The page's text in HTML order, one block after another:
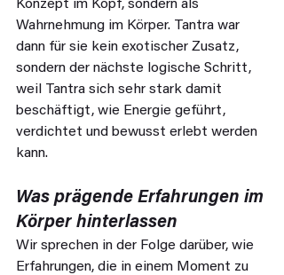
Konzept im Kopf, sondern als
Wahrnehmung im Körper. Tantra war
dann für sie kein exotischer Zusatz,
sondern der nächste logische Schritt,
weil Tantra sich sehr stark damit
beschäftigt, wie Energie geführt,
verdichtet und bewusst erlebt werden
kann.
Was prägende Erfahrungen im
Körper hinterlassen
Wir sprechen in der Folge darüber, wie
Erfahrungen, die in einem Moment zu